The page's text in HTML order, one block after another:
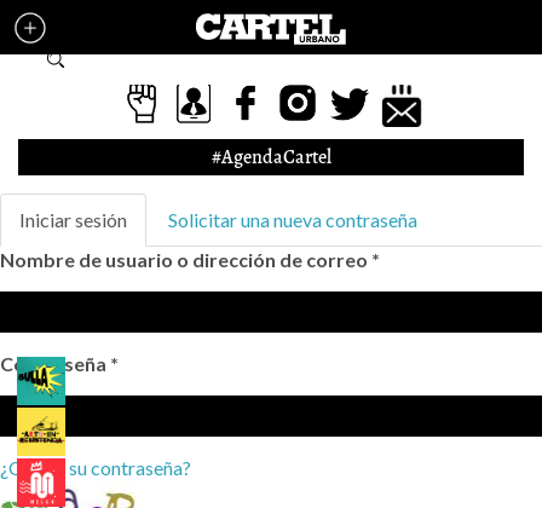
Pasar al contenido principal
Formulario de búsqueda
#AgendaCartel
Solapas principales
Iniciar sesión (solapa
activa)
Solicitar una nueva contraseña
Nombre de usuario o dirección de correo *
Contraseña *
¿Olvidó su contraseña?